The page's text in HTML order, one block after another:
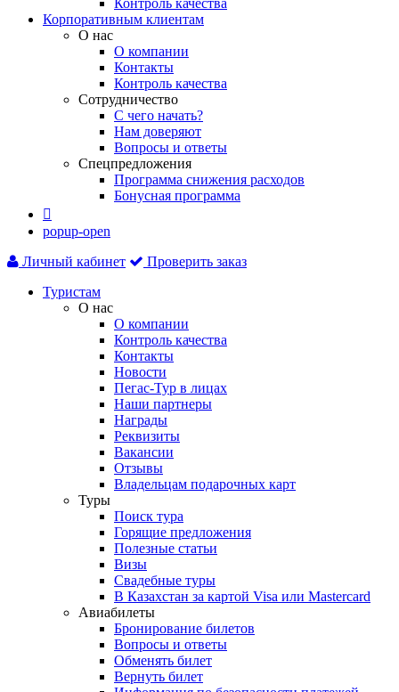
Корпоративным клиентам
О нас
О компании
Контакты
Контроль качества
Сотрудничество
С чего начать?
Нам доверяют
Вопросы и ответы
Спецпредложения
Программа снижения расходов
Бонусная программа

popup-open
Личный кабинет
Проверить заказ
Туристам
О нас
О компании
Контроль качества
Контакты
Новости
Пегас-Тур в лицах
Наши партнеры
Награды
Реквизиты
Вакансии
Отзывы
Владельцам подарочных карт
Туры
Поиск тура
Горящие предложения
Полезные статьи
Визы
Свадебные туры
В Казахстан за картой Visa или Masterсard
Авиабилеты
Бронирование билетов
Вопросы и ответы
Обменять билет
Вернуть билет